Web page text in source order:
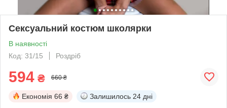
Сексуальний костюм школярки
В наявності
Код: 31/15
Роздріб
594 ₴ 660 ₴
Економія 66 ₴ Залишилось 24 дні